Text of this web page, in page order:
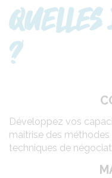
?
Développez vos
maîtrise des
techniques de